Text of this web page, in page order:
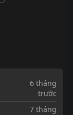
6 tháng
trước
7 tháng